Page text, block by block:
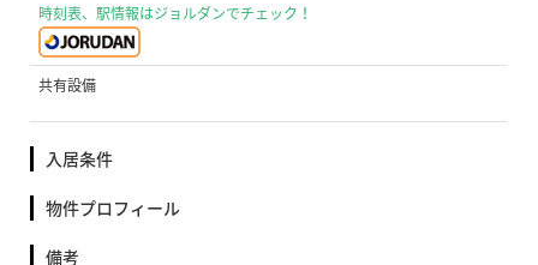
時刻表、駅情報はジョルダンでチェック！
共有設備
入居条件
物件プロフィール
備考